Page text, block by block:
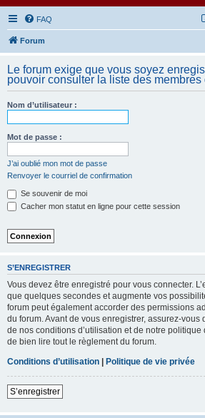
FAQ
Forum
Le forum exige que vous soyez
pouvoir consulter la liste des membres
Nom d’utilisateur :
Mot de passe :
J’ai oublié mon mot de passe
Renvoyer le courriel de confirmation
Se souvenir de moi
Cacher mon statut en ligne pour cette session
S’ENREGISTRER
Vous devez être enregistré pour vous connecter.
que quelques secondes et augmente vos
forum peut également accorder des permissions
du forum. Avant de vous enregistrer, assurez-vous
de nos conditions d’utilisation et de notre
de bien lire tout le règlement du forum.
Conditions d’utilisation | Politique de vie privée
S’enregistrer